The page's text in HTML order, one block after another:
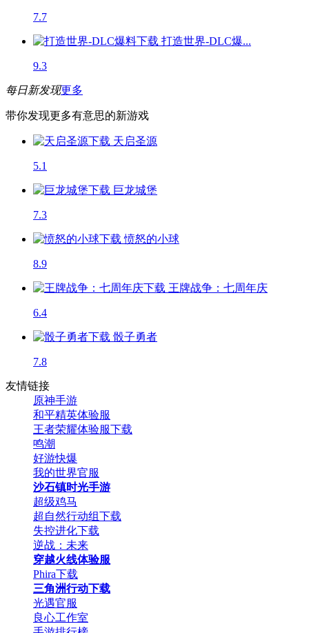
7.7
打造世界-DLC爆...
9.3
每日新发现更多
带你发现更多有意思的新游戏
天启圣源
5.1
巨龙城堡
7.3
愤怒的小球
8.9
王牌战争：七周年庆
6.4
骰子勇者
7.8
友情链接
原神手游
和平精英体验服
王者荣耀体验服下载
鸣潮
好游快爆
我的世界官服
沙石镇时光手游
超级鸡马
超自然行动组下载
失控进化下载
逆战：未来
穿越火线体验服
Phira下载
三角洲行动下载
光遇官服
良心工作室